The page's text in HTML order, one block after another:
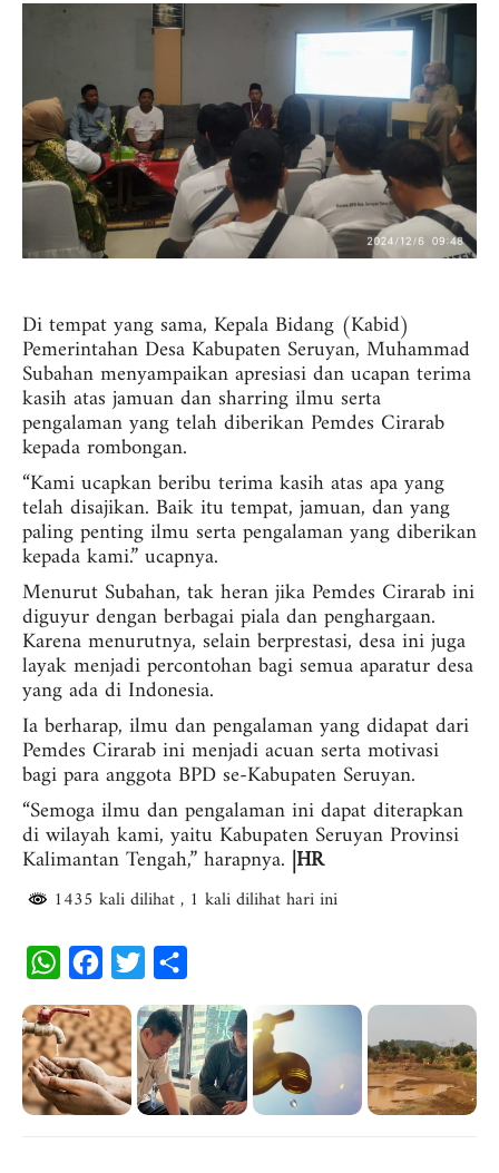
Di tempat yang sama, Kepala Bidang (Kabid)
Pemerintahan Desa Kabupaten Seruyan, Muhammad
Subahan menyampaikan apresiasi dan ucapan terima
kasih atas jamuan dan sharring ilmu serta
pengalaman yang telah diberikan Pemdes Cirarab
kepada rombongan.
“Kami ucapkan beribu terima kasih atas apa yang
telah disajikan. Baik itu tempat, jamuan, dan yang
paling penting ilmu serta pengalaman yang diberikan
kepada kami.” ucapnya.
Menurut Subahan, tak heran jika Pemdes Cirarab ini
diguyur dengan berbagai piala dan penghargaan.
Karena menurutnya, selain berprestasi, desa ini juga
layak menjadi percontohan bagi semua aparatur desa
yang ada di Indonesia.
Ia berharap, ilmu dan pengalaman yang didapat dari
Pemdes Cirarab ini menjadi acuan serta motivasi
bagi para anggota BPD se-Kabupaten Seruyan.
“Semoga ilmu dan pengalaman ini dapat diterapkan
di wilayah kami, yaitu Kabupaten Seruyan Provinsi
Kalimantan Tengah,” harapnya. |HR
1435 kali dilihat, 1 kali dilihat hari ini
W
a
t
s
c
e
b
i
t
t
a
r
e